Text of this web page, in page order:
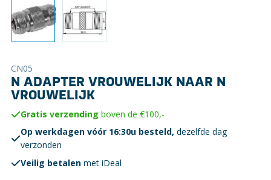
CN05
N ADAPTER VROUWELIJK NAAR N
VROUWELIJK
Gratis verzending boven de €100,-
Op werkdagen vóór 16:30u besteld, dezelfde dag
verzonden
Veilig betalen met iDeal